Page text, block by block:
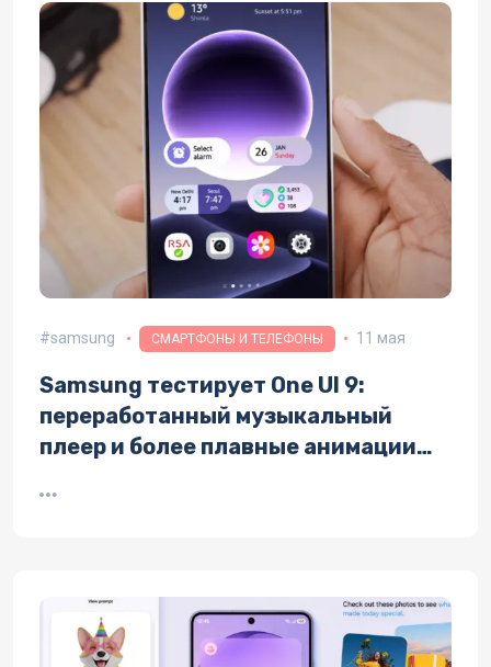
samsung СМАРТФОНЫ И ТЕЛЕФОНЫ 11 мая
Samsung тестирует One UI 9:
переработанный музыкальный
плеер и более плавные анимации